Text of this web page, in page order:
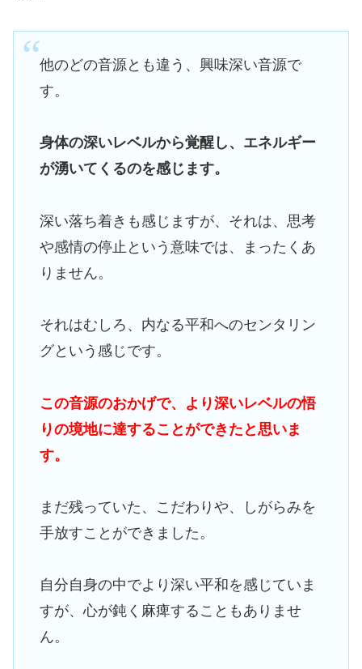
他のどの音源とも違う、興味深い音源で
す。
身体の深いレベルから覚醒し、エネルギー
が湧いてくるのを感じます。
深い落ち着きも感じますが、それは、思考
や感情の停止という意味では、まったくあ
りません。
それはむしろ、内なる平和へのセンタリン
グという感じです。
この音源のおかげで、より深いレベルの悟
りの境地に達することができたと思いま
す。
まだ残っていた、こだわりや、しがらみを
手放すことができました。
自分自身の中でより深い平和を感じていま
すが、心が鈍く麻痺することもありませ
ん。